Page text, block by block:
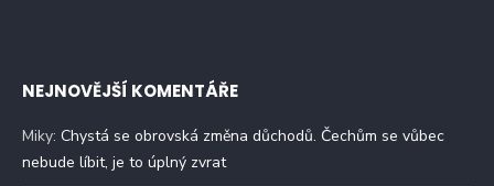
NEJNOVĚJŠÍ KOMENTÁŘE
Miky: Chystá se obrovská změna důchodů. Čechům se vůbec
nebude líbit, je to úplný zvrat